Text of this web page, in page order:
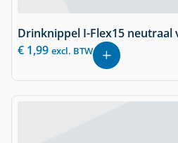
Drinknippel I-Flex15 neutraal
€ 1,99 excl. BTW